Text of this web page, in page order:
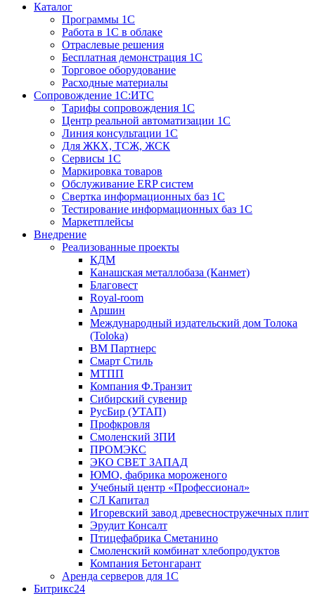
Каталог
Программы 1С
Работа в 1С в облаке
Отраслевые решения
Бесплатная демонстрация 1С
Торговое оборудование
Расходные материалы
Сопровождение 1С:ИТС
Тарифы сопровождения 1С
Центр реальной автоматизации 1С
Линия консультации 1С
Для ЖКХ, ТСЖ, ЖСК
Сервисы 1С
Маркировка товаров
Обслуживание ERP систем
Свертка информационных баз 1С
Тестирование информационных баз 1С
Маркетплейсы
Внедрение
Реализованные проекты
КДМ
Канашская металлобаза (Канмет)
Благовест
Royal-room
Аршин
Международный издательский дом Толока
(Toloka)
ВМ Партнерс
Смарт Стиль
МТПП
Компания Ф.Транзит
Сибирский сувенир
РусБир (УТАП)
Профкровля
Смоленский ЗПИ
ПРОМЭКС
ЭКО СВЕТ ЗАПАД
ЮМО, фабрика мороженого
Учебный центр «Профессионал»
СЛ Капитал
Игоревский завод древесностружечных плит
Эрудит Консалт
Птицефабрика Сметанино
Смоленский комбинат хлебопродуктов
Компания Бетонгарант
Аренда серверов для 1С
Битрикс24